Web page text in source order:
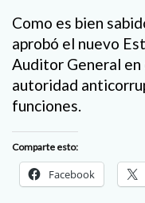
Como es bien
aprobó el nuevo
Auditor General en
autoridad
funciones.
Comparte esto:
Facebook